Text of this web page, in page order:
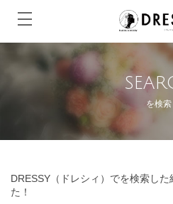
を検索
DRESSY（ドレシィ）でを検索し
た！